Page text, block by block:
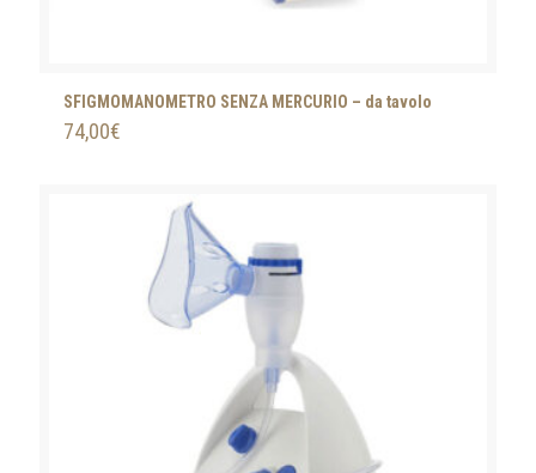
SFIGMOMANOMETRO SENZA MERCURIO – da tavolo
74,00€